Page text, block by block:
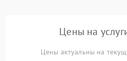
Цены на
Цены актуальны на